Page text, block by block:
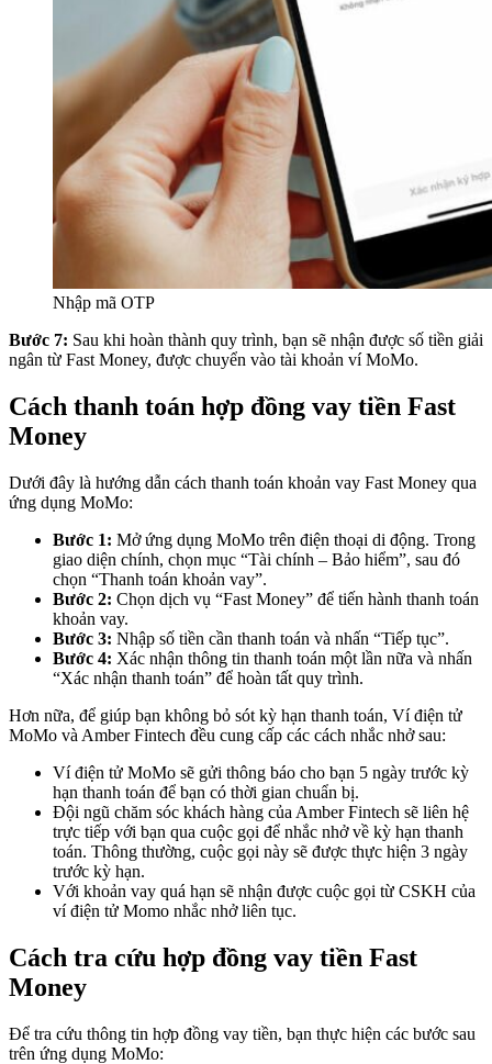
Nhập mã OTP
Bước 7: Sau khi hoàn thành quy trình, bạn sẽ nhận được số tiền giải
ngân từ Fast Money, được chuyển vào tài khoản ví MoMo.
Cách thanh toán hợp đồng vay tiền Fast
Money
Dưới đây là hướng dẫn cách thanh toán khoản vay Fast Money qua
ứng dụng MoMo:
Bước 1: Mở ứng dụng MoMo trên điện thoại di động. Trong
giao diện chính, chọn mục “Tài chính – Bảo hiểm”, sau đó
chọn “Thanh toán khoản vay”.
Bước 2: Chọn dịch vụ “Fast Money” để tiến hành thanh toán
khoản vay.
Bước 3: Nhập số tiền cần thanh toán và nhấn “Tiếp tục”.
Bước 4: Xác nhận thông tin thanh toán một lần nữa và nhấn
“Xác nhận thanh toán” để hoàn tất quy trình.
Hơn nữa, để giúp bạn không bỏ sót kỳ hạn thanh toán, Ví điện tử
MoMo và Amber Fintech đều cung cấp các cách nhắc nhở sau:
Ví điện tử MoMo sẽ gửi thông báo cho bạn 5 ngày trước kỳ
hạn thanh toán để bạn có thời gian chuẩn bị.
Đội ngũ chăm sóc khách hàng của Amber Fintech sẽ liên hệ
trực tiếp với bạn qua cuộc gọi để nhắc nhở về kỳ hạn thanh
toán. Thông thường, cuộc gọi này sẽ được thực hiện 3 ngày
trước kỳ hạn.
Với khoản vay quá hạn sẽ nhận được cuộc gọi từ CSKH của
ví điện tử Momo nhắc nhở liên tục.
Cách tra cứu hợp đồng vay tiền Fast
Money
Để tra cứu thông tin hợp đồng vay tiền, bạn thực hiện các bước sau
trên ứng dụng MoMo: